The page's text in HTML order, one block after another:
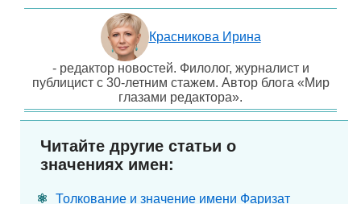
Красникова Ирина
- редактор новостей. Филолог, журналист и
публицист с 30-летним стажем. Автор блога «Мир
глазами редактора».
Читайте другие статьи о
значениях имен:
Толкование и значение имени Фаризат